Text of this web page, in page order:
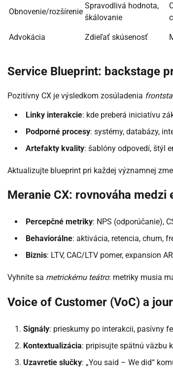
Obnovenie/rozšírenie
Spravodlivá hodnota,
škálovanie
Advokácia Zdieľať skúsenosť
Service Blueprint: backstage
Pozitívny CX je výsledkom zosúladenia
Linky interakcie: kde preberá iniciatívu
Podporné procesy: systémy, databázy,
Artefakty kvality: šablóny odpovedí, štýl
Aktualizujte blueprint pri každej významnej
Meranie CX: rovnováha
Percepčné metriky: NPS (odporúčanie),
Behaviorálne: aktivácia, retencia, churn,
Biznis: LTV, CAC/LTV pomer, expansion
Vyhnite sa metrickému teátro: metriky musia
Voice of Customer (VoC) a
Signály: prieskumy po interakcii, pasívny
Kontextualizácia: pripisujte spätnú väzbu
Uzavretie slučky: „You said – We did“